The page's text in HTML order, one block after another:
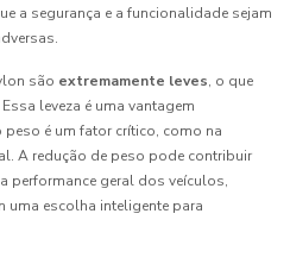
a segurança e a funcionalidade sejam
são extremamente leves, o que
leveza é uma vantagem
é um fator crítico, como na
A redução de peso pode contribuir
performance geral dos veículos,
uma escolha inteligente para